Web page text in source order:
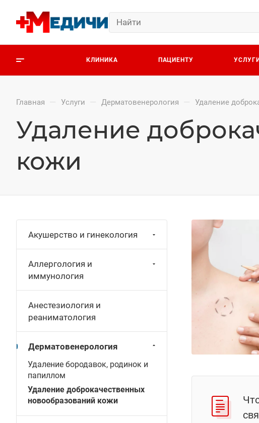
КЛИНИКА ПАЦИЕНТУ
Главная — Услуги — Дерматовенерология — Удаление
Удаление
кожи
Акушерство и гинекология
Аллергология и
иммунология
Анестезиология и
реаниматология
Дерматовенерология
Удаление бородавок, родинок и
папиллом
Удаление доброкачественных
новообразований кожи